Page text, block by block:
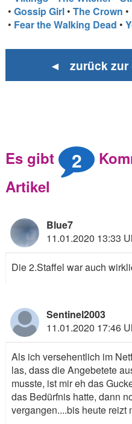
•Gossip Girl •The Crown •
• Fear the Walking Dead •
◄ zurück
Es gibt 2
Artikel
Blue7
11.01.2020 13:33
Die 2.Staffel war auch
Sentinel2003
11.01.2020 17:46
Als ich versehentlich im
las, dass die Angebetete
musste, ist mir eh das
das Bedürfnis hatte, dann
vergangen....bis heute reizt